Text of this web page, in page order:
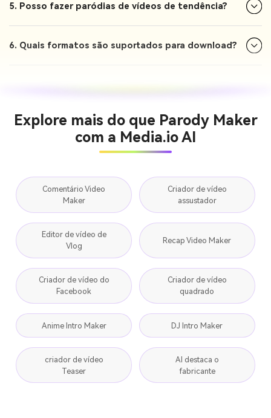
5. Posso fazer paródias de vídeos de tendência?
6. Quais formatos são suportados para download?
Explore mais do que Parody Maker
com a Media.io AI
Comentário Video
Maker
Criador de vídeo
assustador
Editor de vídeo de
Vlog
Recap Video Maker
Criador de vídeo do
Facebook
Criador de vídeo
quadrado
Anime Intro Maker DJ Intro Maker
criador de vídeo
Teaser
AI destaca o
fabricante